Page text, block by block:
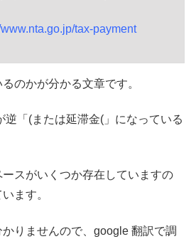
www.nta.go.jp/tax-payment
のかが分かる文章です。
逆「(または延滞金(」になっている
スがいくつか存在していますの
ます。
かりませんので、google 翻訳で調